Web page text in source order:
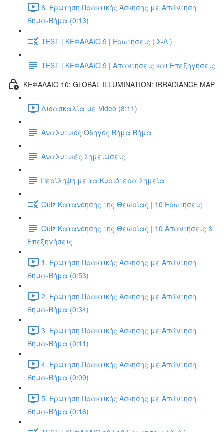
6. Ερώτηση Πρακτικής Άσκησης με Απάντηση
Βήμα-Βήμα (0:13)
TEST | ΚΕΦΑΛΑΙΟ 9 | Ερωτήσεις ( Σ-Λ )
TEST | ΚΕΦΑΛΑΙΟ 9 | Απαντήσεις και Επεξηγήσεις
ΚΕΦΑΛΑΙΟ 10: GLOBAL ILLUMINATION: IRRADIANCE MAP
Διδασκαλία με Video (8:11)
Αναλυτικός Οδηγός Βήμα Βήμα
Αναλυτικές Σημειώσεις
Περίληψη με τα Κυριότερα Σημεία
Quiz Κατανόησης της Θεωρίας | 10 Ερωτήσεις
Quiz Κατανόησης της Θεωρίας | 10 Απαντήσεις &
Επεξηγήσεις
1. Ερώτηση Πρακτικής Άσκησης με Απάντηση
Βήμα-Βήμα (0:53)
2. Ερώτηση Πρακτικής Άσκησης με Απάντηση
Βήμα-Βήμα (0:34)
3. Ερώτηση Πρακτικής Άσκησης με Απάντηση
Βήμα-Βήμα (0:11)
4. Ερώτηση Πρακτικής Άσκησης με Απάντηση
Βήμα-Βήμα (0:09)
5. Ερώτηση Πρακτικής Άσκησης με Απάντηση
Βήμα-Βήμα (0:16)